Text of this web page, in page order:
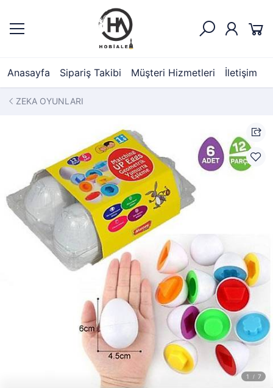
Anasayfa Sipariş Takibi Müşteri Hizmetleri İletişim
ZEKA OYUNLARI